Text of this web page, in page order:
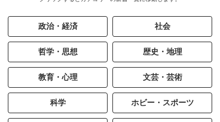
政治・経済 社会
哲学・思想 歴史・地理
教育・心理 文芸・芸術
科学 ホビー・スポーツ